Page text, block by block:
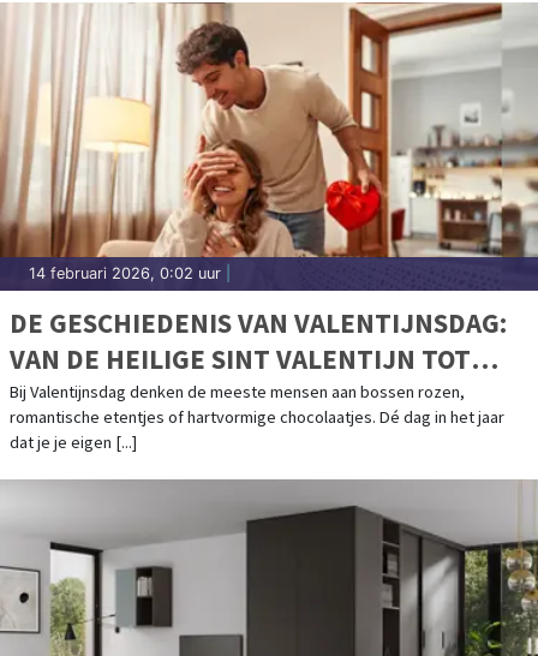
14 februari 2026, 0:02 uur
DE GESCHIEDENIS VAN VALENTIJNSDAG:
VAN DE HEILIGE SINT VALENTIJN TOT
COMMERCIEEL LIEFDESFEEST
Bij Valentijnsdag denken de meeste mensen aan bossen rozen,
romantische etentjes of hartvormige chocolaatjes. Dé dag in het jaar
dat je je eigen [...]